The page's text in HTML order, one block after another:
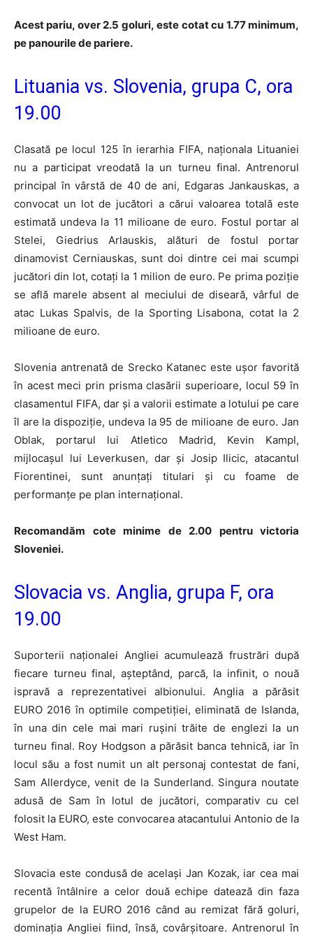
Acest pariu, over 2.5 goluri, este cotat cu 1.77 minimum,
pe panourile de pariere.
Lituania vs. Slovenia, grupa C, ora
19.00
Clasată pe locul 125 în ierarhia FIFA, naționala Lituaniei
nu a participat vreodată la un turneu final. Antrenorul
principal în vârstă de 40 de ani, Edgaras Jankauskas, a
convocat un lot de jucători a cărui valoarea totală este
estimată undeva la 11 milioane de euro. Fostul portar al
Stelei, Giedrius Arlauskis, alături de fostul portar
dinamovist Cerniauskas, sunt doi dintre cei mai scumpi
jucători din lot, cotați la 1 milion de euro. Pe prima poziție
se află marele absent al meciului de diseară, vârful de
atac Lukas Spalvis, de la Sporting Lisabona, cotat la 2
milioane de euro.
Slovenia antrenată de Srecko Katanec este ușor favorită
în acest meci prin prisma clasării superioare, locul 59 în
clasamentul FIFA, dar și a valorii estimate a lotului pe care
îl are la dispoziție, undeva la 95 de milioane de euro. Jan
Oblak, portarul lui Atletico Madrid, Kevin Kampl,
mijlocașul lui Leverkusen, dar și Josip Ilicic, atacantul
Fiorentinei, sunt anunțați titulari și cu foame de
performanțe pe plan internațional.
Recomandăm cote minime de 2.00 pentru victoria
Sloveniei.
Slovacia vs. Anglia, grupa F, ora
19.00
Suporterii naționalei Angliei acumulează frustrări după
fiecare turneu final, așteptând, parcă, la infinit, o nouă
ispravă a reprezentativei albionului. Anglia a părăsit
EURO 2016 în optimile competiției, eliminată de Islanda,
în una din cele mai mari rușini trăite de englezi la un
turneu final. Roy Hodgson a părăsit banca tehnică, iar în
locul său a fost numit un alt personaj contestat de fani,
Sam Allerdyce, venit de la Sunderland. Singura noutate
adusă de Sam în lotul de jucători, comparativ cu cel
folosit la EURO, este convocarea atacantului Antonio de la
West Ham.
Slovacia este condusă de același Jan Kozak, iar cea mai
recentă întâlnire a celor două echipe datează din faza
grupelor de la EURO 2016 când au remizat fără goluri,
dominația Angliei fiind, însă, covârșitoare. Antrenorul în